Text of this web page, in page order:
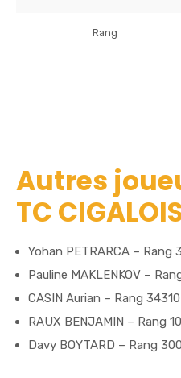
Rang
Autres
TC
Yohan PETRARCA – Rang
Pauline MAKLENKOV –
CASIN Aurian – Rang 34310
RAUX BENJAMIN – Rang
Davy BOYTARD – Rang 300